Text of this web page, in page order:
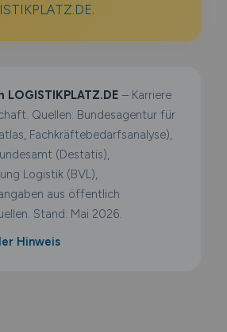
– Karriere
Quellen: Bundesagentur für
Fachkräftebedarfsanalyse),
(Destatis),
Logistik (BVL),
aus öffentlich
Stand: Mai 2026.
Hinweis